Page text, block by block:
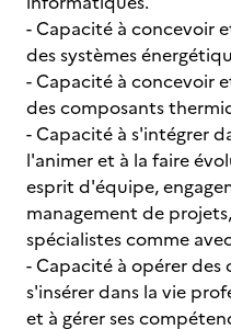
- Capacité à concevoir
des systèmes
- Capacité à concevoir
des composants
- Capacité à s'intégrer
l'animer et à la faire
esprit d'équipe,
management de
spécialistes comme
- Capacité à opérer des
s'insérer dans la vie
et à gérer ses